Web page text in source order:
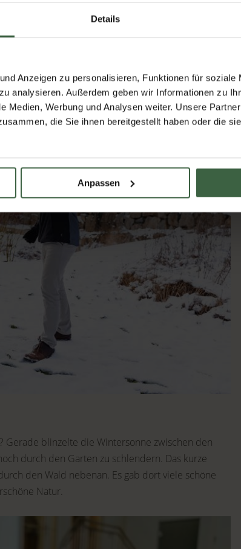
Details
Anzeigen zu personalisieren, Funktionen für soziale
analysieren. Außerdem geben wir Informationen zu
Medien, Werbung und Analysen weiter. Unsere
die Sie ihnen bereitgestellt haben oder die
Anpassen
warteten sogar noch zwei Gläser
Gerade blinzelte die Wintersonne zwischen den
durch den Garten zu schlendern. Das kurze
den Wald nebenan. Es gab dort viele schöne
Natur.